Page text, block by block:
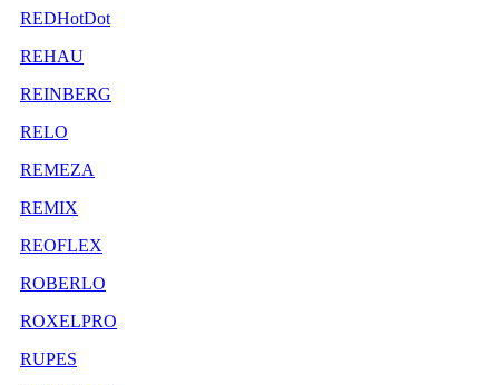
REDHotDot
REHAU
REINBERG
RELO
REMEZA
REMIX
REOFLEX
ROBERLO
ROXELPRO
RUPES